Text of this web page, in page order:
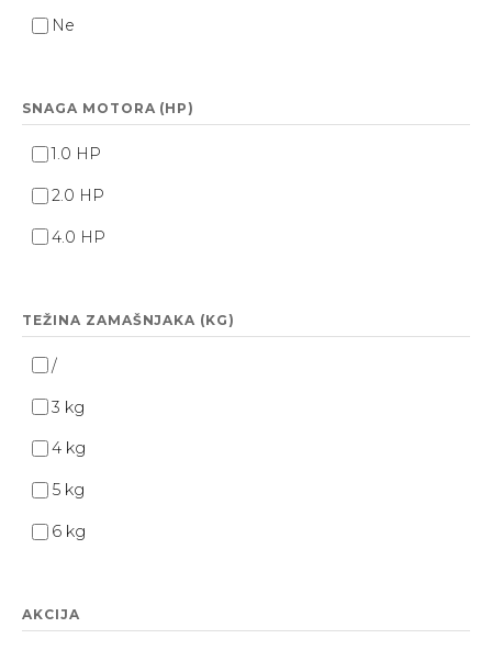
Ne
SNAGA MOTORA (HP)
1.0 HP
2.0 HP
4.0 HP
TEŽINA ZAMAŠNJAKA (KG)
/
3 kg
4 kg
5 kg
6 kg
AKCIJA